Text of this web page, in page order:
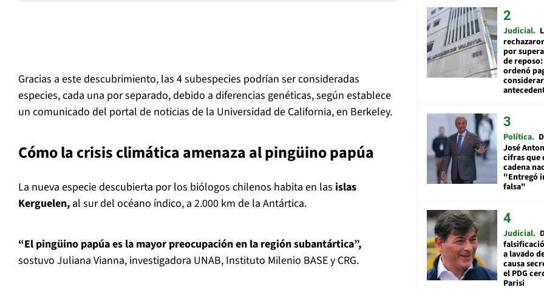
Gracias a este descubrimiento, las 4 subespecies podrían ser consideradas
especies, cada una por separado, debido a diferencias genéticas, según establece
un comunicado del portal de noticias de la Universidad de California, en Berkeley.
Cómo la crisis climática amenaza al pingüino papúa
La nueva especie descubierta por los biólogos chilenos habita en las islas
Kerguelen, al sur del océano índico, a 2.000 km de la Antártica.
“El pingüino papúa es la mayor preocupación en la región subantártica”,
sostuvo Juliana Vianna, investigadora UNAB, Instituto Milenio BASE y CRG.
Judicial
por
de
ordenó
Política
José
cifras que
cadena
"Entregó
falsa"
Judicial
a lavado
causa
el PDG
Parisi